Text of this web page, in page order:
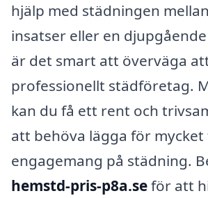
hjälp med städningen
insatser eller en
är det smart att överväga
professionellt städföretag.
kan du få ett rent och
att behöva lägga för mycket
engagemang på städning.
hemstd-pris-p8a.seför att